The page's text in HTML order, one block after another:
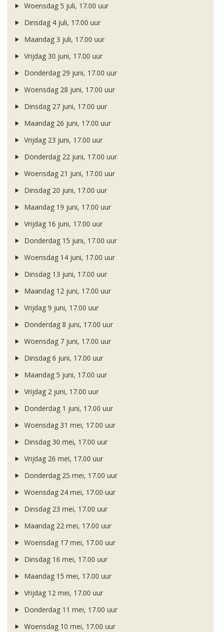
Woensdag 5 juli, 17.00 uur
Dinsdag 4 juli, 17.00 uur
Maandag 3 juli, 17.00 uur
Vrijdag 30 juni, 17.00 uur
Donderdag 29 juni, 17.00 uur
Woensdag 28 juni, 17.00 uur
Dinsdag 27 juni, 17.00 uur
Maandag 26 juni, 17.00 uur
Vrijdag 23 juni, 17.00 uur
Donderdag 22 juni, 17.00 uur
Woensdag 21 juni, 17.00 uur
Dinsdag 20 juni, 17.00 uur
Maandag 19 juni, 17.00 uur
Vrijdag 16 juni, 17.00 uur
Donderdag 15 juni, 17.00 uur
Woensdag 14 juni, 17.00 uur
Dinsdag 13 juni, 17.00 uur
Maandag 12 juni, 17.00 uur
Vrijdag 9 juni, 17.00 uur
Donderdag 8 juni, 17.00 uur
Woensdag 7 juni, 17.00 uur
Dinsdag 6 juni, 17.00 uur
Maandag 5 juni, 17.00 uur
Vrijdag 2 juni, 17.00 uur
Donderdag 1 juni, 17.00 uur
Woensdag 31 mei, 17.00 uur
Dinsdag 30 mei, 17.00 uur
Vrijdag 26 mei, 17.00 uur
Donderdag 25 mei, 17.00 uur
Woensdag 24 mei, 17.00 uur
Dinsdag 23 mei, 17.00 uur
Maandag 22 mei, 17.00 uur
Woensdag 17 mei, 17.00 uur
Dinsdag 16 mei, 17.00 uur
Maandag 15 mei, 17.00 uur
Vrijdag 12 mei, 17.00 uur
Donderdag 11 mei, 17.00 uur
Woensdag 10 mei, 17.00 uur